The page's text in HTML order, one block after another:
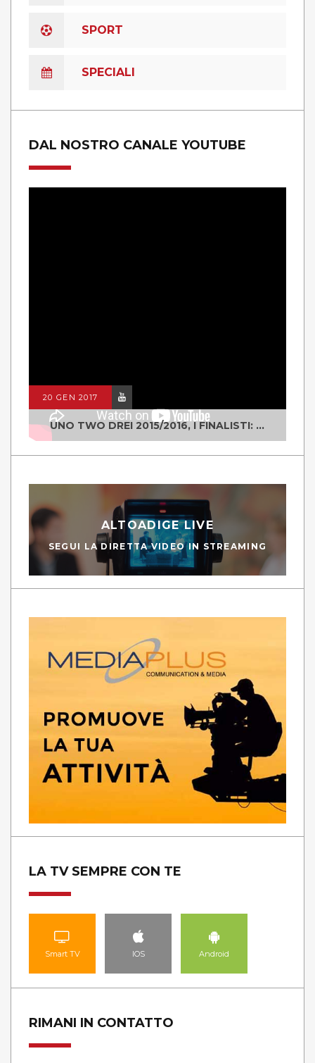
SPORT
SPECIALI
DAL NOSTRO CANALE YOUTUBE
20 GEN 2017
UNO TWO DREI 2015/2016, I FINALISTI: CLASSE IV ALS ISTITUTO "DEGASPERI" BORGO VALSUGANA
ALTOADIGE LIVE
SEGUI LA DIRETTA VIDEO IN STREAMING
LA TV SEMPRE CON TE
Smart TV IOS Android
RIMANI IN CONTATTO